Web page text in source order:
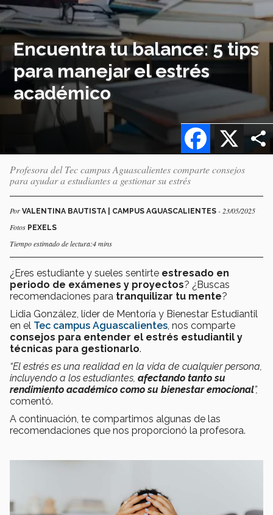
Encuentra tu balance: 5 tips
para manejar el estrés
académico
X
Facebook
Profesora del Tec campus Aguascalientes comparte consejos
para ayudar a estudiantes a gestionar su estrés
Por VALENTINA BAUTISTA | CAMPUS AGUASCALIENTES - 23/05/2025
Fotos PEXELS
Tiempo estimado de lectura:4 mins
¿Eres estudiante y sueles sentirte estresado en
periodo de exámenes y proyectos? ¿Buscas
recomendaciones para tranquilizar tu mente?
Lidia González, líder de Mentoría y Bienestar Estudiantil
en el Tec campus Aguascalientes , nos comparte
consejos para entender el estrés estudiantil y
técnicas para gestionarlo.
“El estrés es una realidad en la vida de cualquier persona,
incluyendo a los estudiantes, afectando tanto su
rendimiento académico como su bienestar emocional”,
comentó.
A continuación, te compartimos algunas de las
recomendaciones que nos proporcionó la profesora.